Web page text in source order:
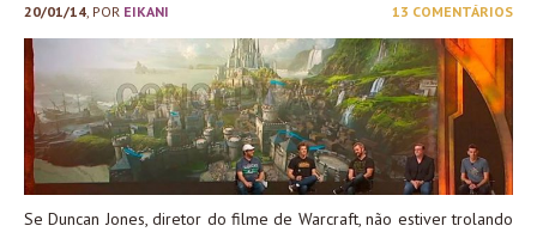
20/01/14 , POR EIKANI 13 COMENTÁRIOS
Se Duncan Jones, diretor do filme de Warcraft, não estiver trolando